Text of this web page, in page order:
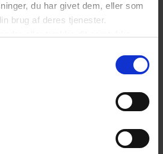
du har givet dem, eller som
brug af deres tjenester.
gennemgang af de mest